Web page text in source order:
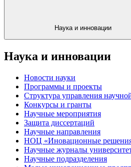
Наука и инновации
Наука и инновации
Новости науки
Программы и проекты
Структура управления
Конкурсы и гранты
Научные мероприятия
Защита диссертаций
Научные направления
НОЦ «Иновационные
Научные журналы
Научные подразделения